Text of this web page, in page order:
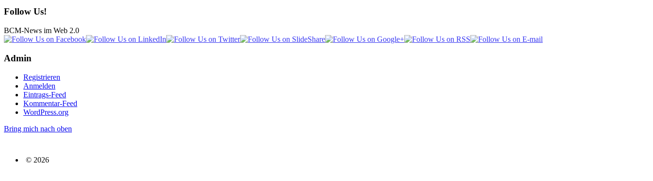
Follow Us!
BCM-News im Web 2.0
Admin
Registrieren
Anmelden
Eintrags-Feed
Kommentar-Feed
WordPress.org
Bring mich nach oben
© 2026